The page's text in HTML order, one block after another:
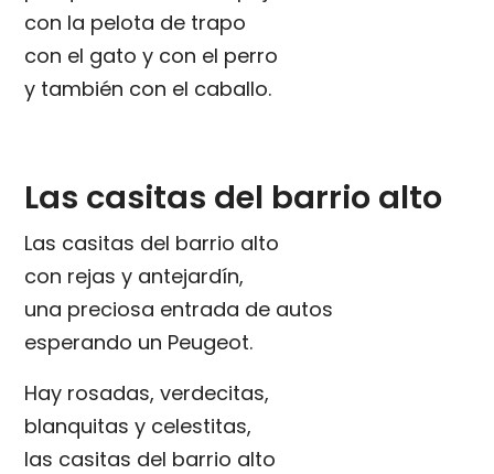
con la pelota de trapo
con el gato y con el perro
y también con el caballo.
Las casitas del barrio alto
Las casitas del barrio alto
con rejas y antejardín,
una preciosa entrada de autos
esperando un Peugeot.
Hay rosadas, verdecitas,
blanquitas y celestitas,
las casitas del barrio alto